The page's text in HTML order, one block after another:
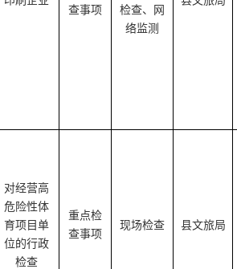
查事项
检查、网
络监测
对经营高
危险性体
育项目 单
位的行政
检查
重点检
查事项
现场检查 县文旅局